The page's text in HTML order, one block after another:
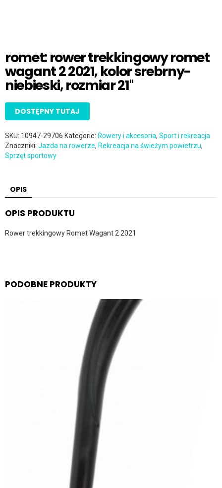
romet: rower trekkingowy romet
wagant 2 2021, kolor srebrny-
niebieski, rozmiar 21″
DOSTĘPNY TUTAJ
SKU: 10947-29706 Kategorie: Rowery i akcesoria, Sport i rekreacja
Znaczniki: Jazda na rowerze, Rekreacja na świeżym powietrzu,
Sprzęt sportowy
OPIS
OPIS PRODUKTU
Rower trekkingowy Romet Wagant 2 2021
PODOBNE PRODUKTY